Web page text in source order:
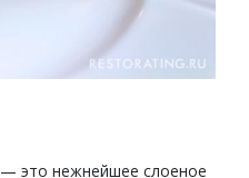
— это нежнейшее слоеное